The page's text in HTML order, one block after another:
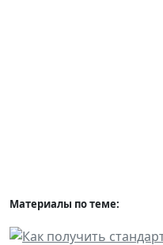
Материалы по теме: